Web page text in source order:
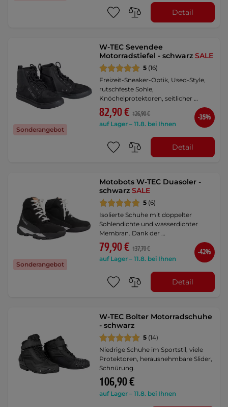
Detail
Sonderangebot
W-TEC Sevendee
Motorradstiefel - schwarzSALE
5 (16)
Freizeit-Sneaker-Optik, Used-Style,
rutschfeste Sohle,
Knöchelprotektoren, seitlicher …
82,90 € 126,90 €
auf Lager – 11.8. bei Ihnen
-35%
Detail
Sonderangebot
Motobots W-TEC Duasoler -
schwarzSALE
5 (6)
Isolierte Schuhe mit doppelter
Sohlendichte und wasserdichter
Membran. Dank der …
79,90 € 137,70 €
auf Lager – 11.8. bei Ihnen
-42%
Detail
W-TEC Bolter Motorradschuhe
- schwarz
5 (14)
Niedrige Schuhe im Sportstil, viele
Protektoren, herausnehmbare Slider,
Schnürung.
106,90 €
auf Lager – 11.8. bei Ihnen